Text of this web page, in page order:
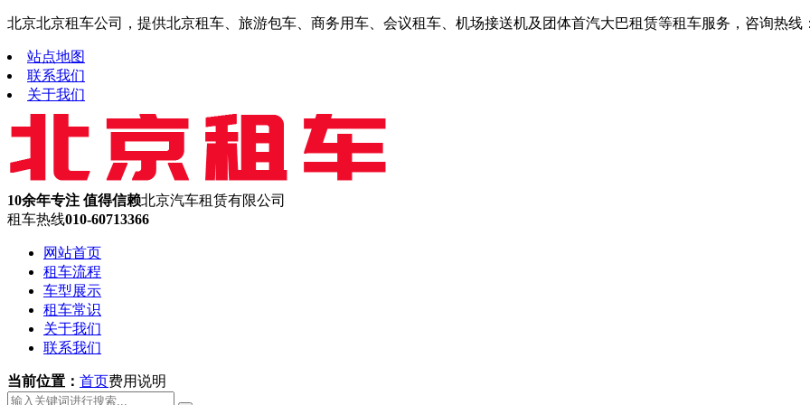
北京北京租车公司，提供北京租车、旅游包车、商务用车、会议租车、机场接送机及团体首汽大巴租赁等租车服务，咨询热线
站点地图
联系我们
关于我们
10余年专注 值得信赖北京汽车租赁有限公司
租车热线010-60713366
网站首页
租车流程
车型展示
租车常识
关于我们
联系我们
当前位置： 首页费用说明